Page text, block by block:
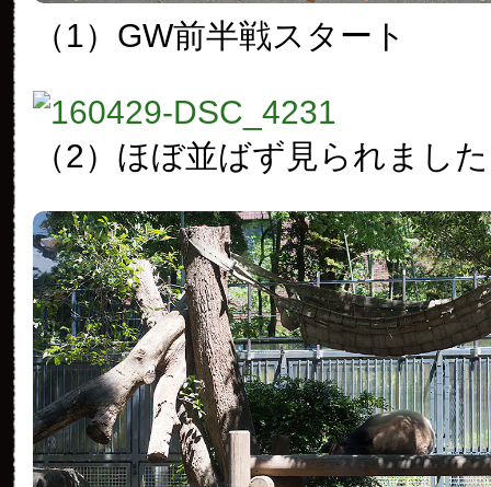
（1）GW前半戦スタート
（2）ほぼ並ばず見られました